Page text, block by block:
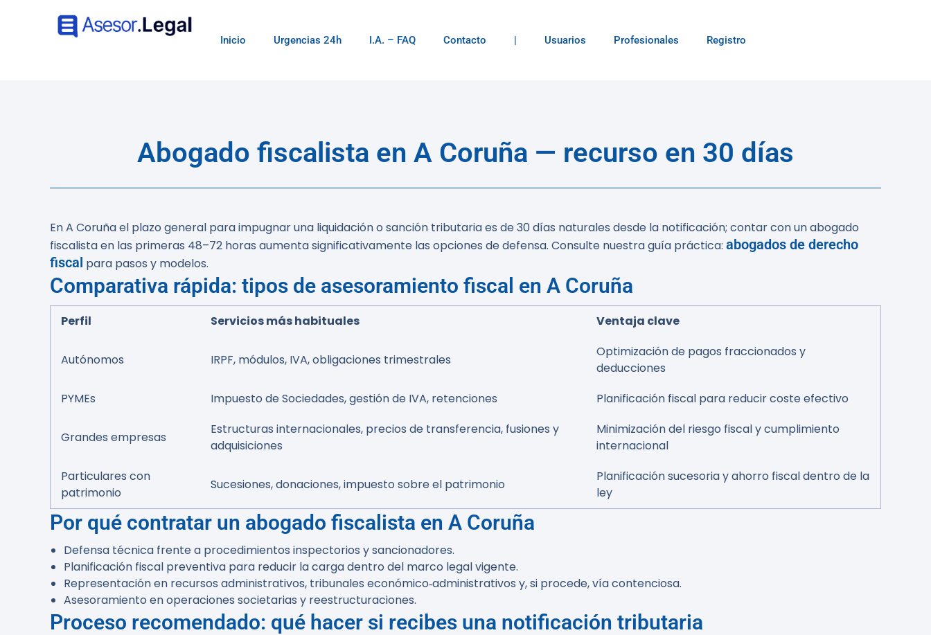
Inicio Urgencias 24h I.A. – FAQ Contacto | Usuarios Profesionales Registro
Abogado fiscalista en A Coruña — recurso en 30 días
En A Coruña el plazo general para impugnar una liquidación o sanción tributaria es de 30 días naturales desde la notificación; contar con un abogado
fiscalista en las primeras 48–72 horas aumenta significativamente las opciones de defensa. Consulte nuestra guía práctica: abogados de derecho
fiscal para pasos y modelos.
Comparativa rápida: tipos de asesoramiento fiscal en A Coruña
Perfil Servicios más habituales Ventaja clave
Autónomos IRPF, módulos, IVA, obligaciones trimestrales
Optimización de pagos fraccionados y
deducciones
PYMEs
Impuesto de Sociedades, gestión de IVA, retenciones Planificación fiscal para reducir coste efectivo
Grandes empresas
Estructuras internacionales, precios de transferencia, fusiones y
adquisiciones
Minimización del riesgo fiscal y cumplimiento
internacional
Particulares con
patrimonio
Sucesiones, donaciones, impuesto sobre el patrimonio
Planificación sucesoria y ahorro fiscal dentro de la
ley
Por qué contratar un abogado fiscalista en A Coruña
Defensa técnica frente a procedimientos inspectorios y sancionadores.
Planificación fiscal preventiva para reducir la carga dentro del marco legal vigente.
Representación en recursos administrativos, tribunales económico‑administrativos y, si procede, vía contenciosa.
Asesoramiento en operaciones societarias y reestructuraciones.
Proceso recomendado: qué hacer si recibes una notificación tributaria